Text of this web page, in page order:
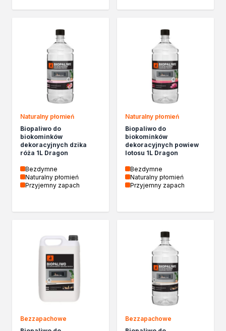
Środki bioochronne
Ochrona i dekoracja
Lakierobejce
Farby w aerozolu
Impregnaty dekoracyjny do drewna
Żywica epoksydowa
Impregnaty specjalistyczne
Impregnaty do drewna konstrukcyjnego
Remont
Grunty
Folie w płynie
Masy szpachlowe budowlane
Impregnaty do drewna konstrukcyjnego
Impregnaty dekoracyjny do drewna
Projekty DIY
Lakiery dekoracyjne
Domowe porządki
Artykuły sezonowe
Naturalny płomień
Biopaliwo do
biokominków
dekoracyjnych dzika
róża 1L Dragon
Bezdymne
Naturalny płomień
Przyjemny zapach
Naturalny płomień
Biopaliwo do
biokominków
dekoracyjnych powiew
lotosu 1L Dragon
Bezdymne
Naturalny płomień
Przyjemny zapach
Bezzapachowe
Bezzapachowe